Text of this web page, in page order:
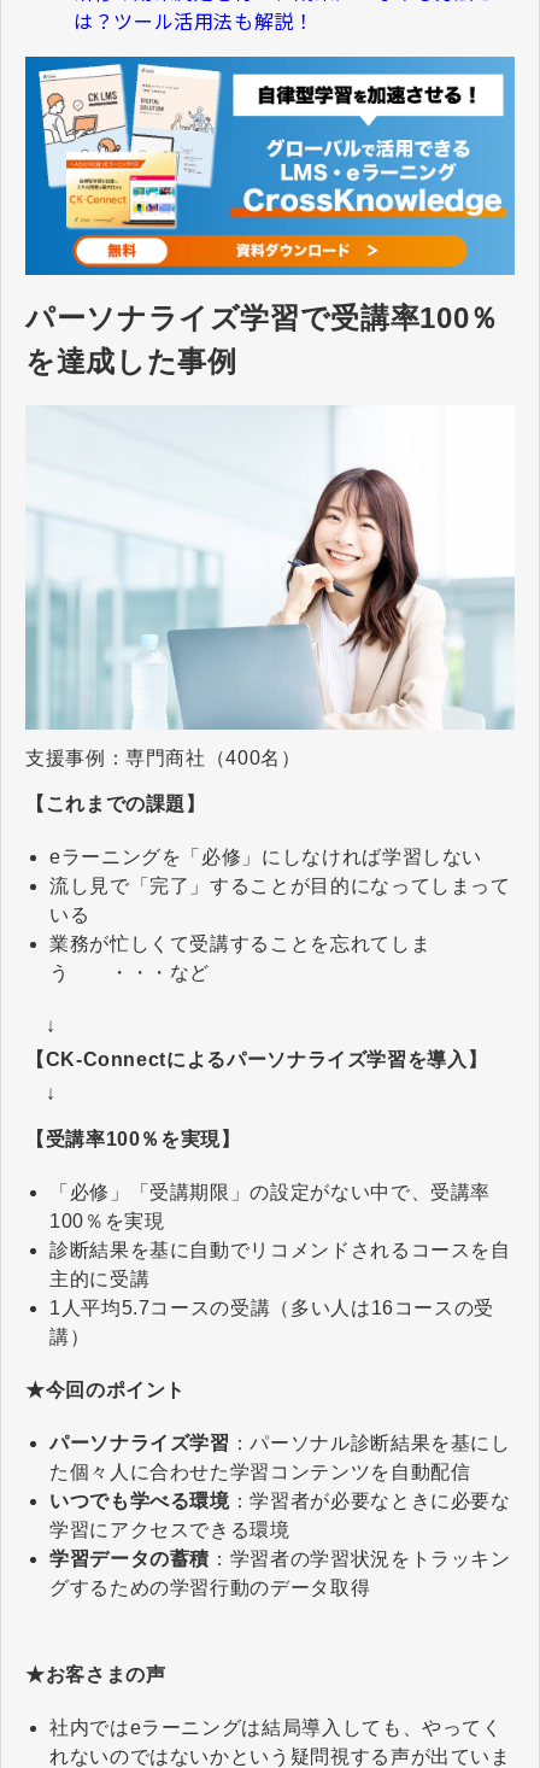
は？ツール活用法も解説！
パーソナライズ学習で受講率100％
を達成した事例
支援事例：専門商社（400名）
【これまでの課題】
eラーニングを「必修」にしなければ学習しない
流し見で「完了」することが目的になってしまって
いる
業務が忙しくて受講することを忘れてしま
う ・・・など
↓
【CK-Connectによるパーソナライズ学習を導入】
↓
【受講率100％を実現】
「必修」「受講期限」の設定がない中で、受講率
100％を実現
診断結果を基に自動でリコメンドされるコースを自
主的に受講
1人平均5.7コースの受講（多い人は16コースの受
講）
★今回のポイント
パーソナライズ学習 ：パーソナル診断結果を基にし
た個々人に合わせた学習コンテンツを自動配信
いつでも学べる環境：学習者が必要なときに必要な
学習にアクセスできる環境
学習データの蓄積 ：学習者の学習状況をトラッキン
グするための学習行動のデータ取得
★お客さまの声
社内ではeラーニングは結局導入しても、やってく
れないのではないかという疑問視する声が出ていま